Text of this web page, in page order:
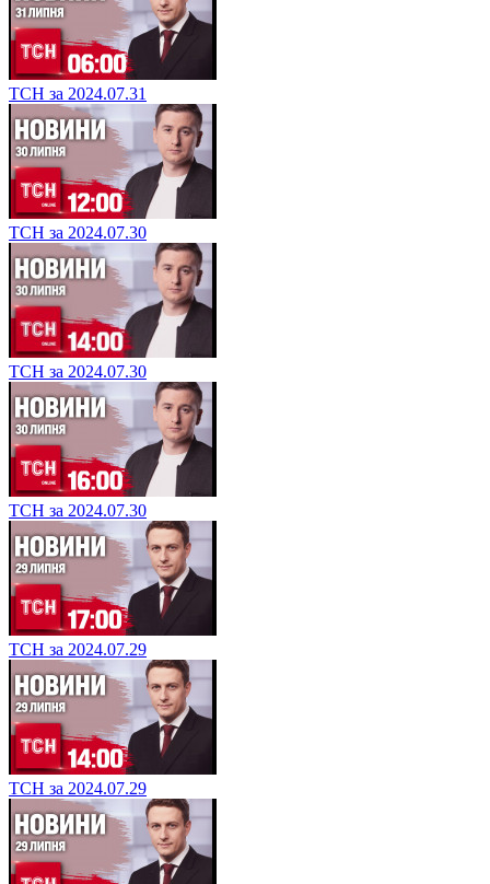
ТСН за 2024.07.31
ТСН за 2024.07.30
ТСН за 2024.07.30
ТСН за 2024.07.30
ТСН за 2024.07.29
ТСН за 2024.07.29